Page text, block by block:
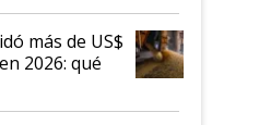
más de US$
2026: qué